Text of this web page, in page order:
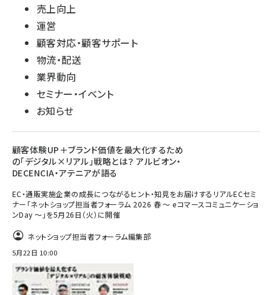
売上向上
運営
顧客対応・顧客サポート
物流・配送
業界動向
セミナー・イベント
お知らせ
顧客体験UP＋ブランド価値を最大化するため
の「デジタル×リアル」戦略とは？ アルビオン・
DECENCIA・アテニアが語る
EC・通販実施企業の成長につながるヒント・知見をお届けするリアルECセミ
ナー「ネットショップ担当者フォーラム 2026 春 ～ eコマースコミュニケーショ
ンDay ～」を5月26日（火）に開催
ネットショップ担当者フォーラム編集部
5月22日 10:00